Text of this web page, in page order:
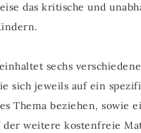
das kritische und
sechs verschiedene
sich jeweils auf ein
Thema beziehen, sowie
der weitere kostenfreie